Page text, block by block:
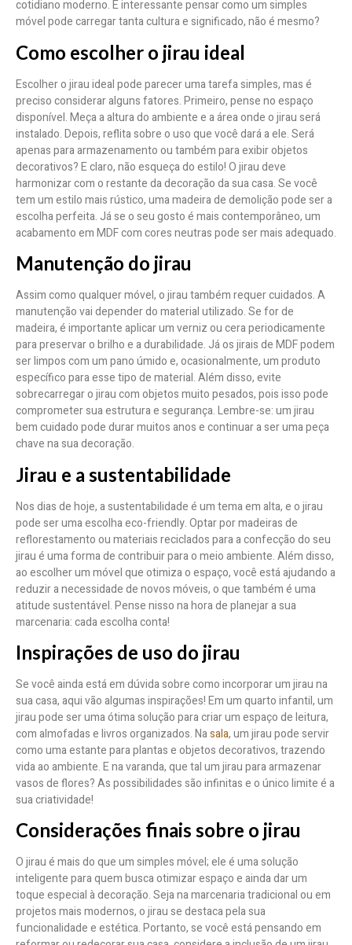
cotidiano moderno. É interessante pensar como um simples
móvel pode carregar tanta cultura e significado, não é mesmo?
Como escolher o jirau ideal
Escolher o jirau ideal pode parecer uma tarefa simples, mas é
preciso considerar alguns fatores. Primeiro, pense no espaço
disponível. Meça a altura do ambiente e a área onde o jirau será
instalado. Depois, reflita sobre o uso que você dará a ele. Será
apenas para armazenamento ou também para exibir objetos
decorativos? E claro, não esqueça do estilo! O jirau deve
harmonizar com o restante da decoração da sua casa. Se você
tem um estilo mais rústico, uma madeira de demolição pode ser a
escolha perfeita. Já se o seu gosto é mais contemporâneo, um
acabamento em MDF com cores neutras pode ser mais adequado.
Manutenção do jirau
Assim como qualquer móvel, o jirau também requer cuidados. A
manutenção vai depender do material utilizado. Se for de
madeira, é importante aplicar um verniz ou cera periodicamente
para preservar o brilho e a durabilidade. Já os jirais de MDF podem
ser limpos com um pano úmido e, ocasionalmente, um produto
específico para esse tipo de material. Além disso, evite
sobrecarregar o jirau com objetos muito pesados, pois isso pode
comprometer sua estrutura e segurança. Lembre-se: um jirau
bem cuidado pode durar muitos anos e continuar a ser uma peça
chave na sua decoração.
Jirau e a sustentabilidade
Nos dias de hoje, a sustentabilidade é um tema em alta, e o jirau
pode ser uma escolha eco-friendly. Optar por madeiras de
reflorestamento ou materiais reciclados para a confecção do seu
jirau é uma forma de contribuir para o meio ambiente. Além disso,
ao escolher um móvel que otimiza o espaço, você está ajudando a
reduzir a necessidade de novos móveis, o que também é uma
atitude sustentável. Pense nisso na hora de planejar a sua
marcenaria: cada escolha conta!
Inspirações de uso do jirau
Se você ainda está em dúvida sobre como incorporar um jirau na
sua casa, aqui vão algumas inspirações! Em um quarto infantil, um
jirau pode ser uma ótima solução para criar um espaço de leitura,
com almofadas e livros organizados. Nasala, um jirau pode servir
como uma estante para plantas e objetos decorativos, trazendo
vida ao ambiente. E na varanda, que tal um jirau para armazenar
vasos de flores? As possibilidades são infinitas e o único limite é a
sua criatividade!
Considerações finais sobre o jirau
O jirau é mais do que um simples móvel; ele é uma solução
inteligente para quem busca otimizar espaço e ainda dar um
toque especial à decoração. Seja na marcenaria tradicional ou em
projetos mais modernos, o jirau se destaca pela sua
funcionalidade e estética. Portanto, se você está pensando em